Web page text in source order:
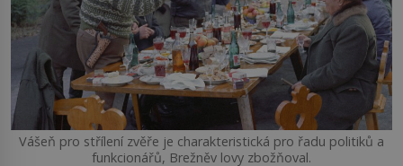
Vášeň pro střílení zvěře je charakteristická pro řadu politiků a
funkcionářů, Brežněv lovy zbožňoval.